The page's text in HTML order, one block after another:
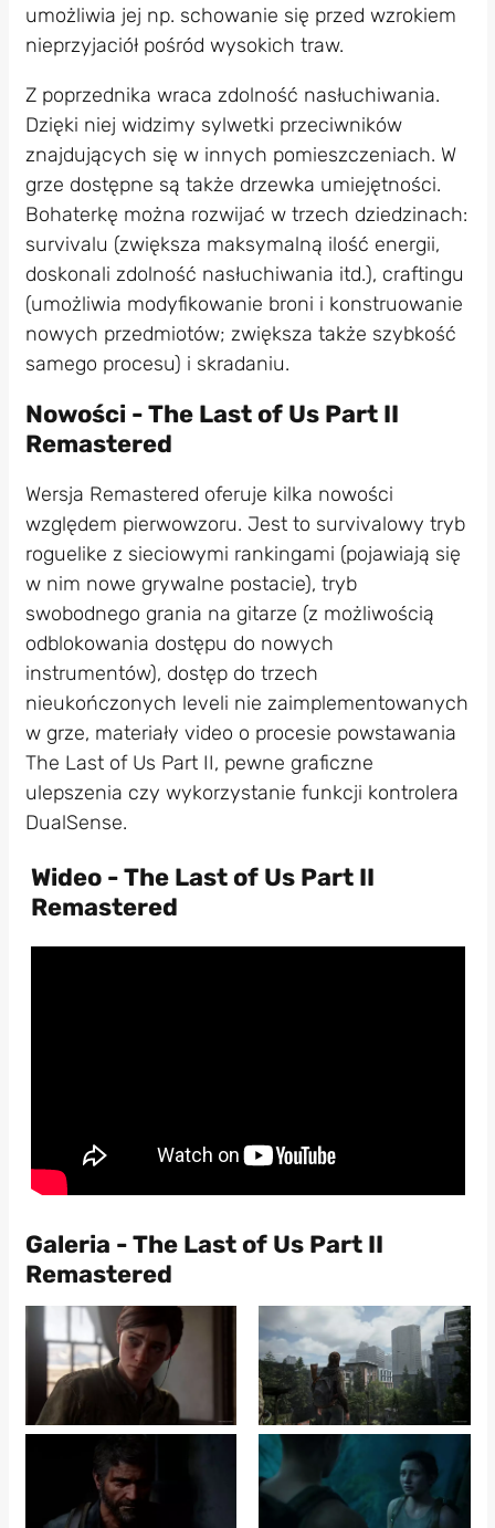
umożliwia jej np. schowanie się przed wzrokiem
nieprzyjaciół pośród wysokich traw.
Z poprzednika wraca zdolność nasłuchiwania.
Dzięki niej widzimy sylwetki przeciwników
znajdujących się w innych pomieszczeniach. W
grze dostępne są także drzewka umiejętności.
Bohaterkę można rozwijać w trzech dziedzinach:
survivalu (zwiększa maksymalną ilość energii,
doskonali zdolność nasłuchiwania itd.), craftingu
(umożliwia modyfikowanie broni i konstruowanie
nowych przedmiotów; zwiększa także szybkość
samego procesu) i skradaniu.
Nowości - The Last of Us Part II
Remastered
Wersja Remastered oferuje kilka nowości
względem pierwowzoru. Jest to survivalowy tryb
roguelike z sieciowymi rankingami (pojawiają się
w nim nowe grywalne postacie), tryb
swobodnego grania na gitarze (z możliwością
odblokowania dostępu do nowych
instrumentów), dostęp do trzech
nieukończonych leveli nie zaimplementowanych
w grze, materiały video o procesie powstawania
The Last of Us Part II, pewne graficzne
ulepszenia czy wykorzystanie funkcji kontrolera
DualSense.
Wideo - The Last of Us Part II
Remastered
Galeria - The Last of Us Part II
Remastered